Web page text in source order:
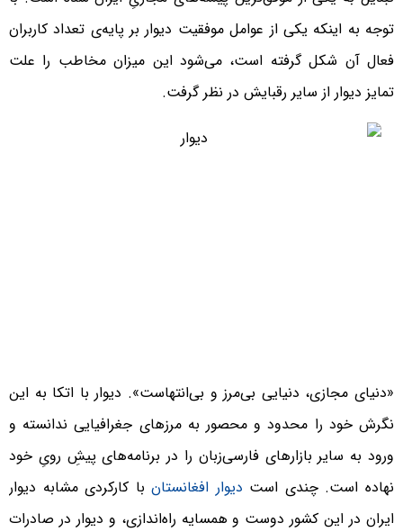
توجه به اینکه یکی از عوامل موفقیت دیوار بر پایه‌ی تعداد کاربران
فعال آن شکل گرفته است، می‌شود این میزان مخاطب را علت
تمایز دیوار از سایر رقبایش در نظر گرفت.
«دنیای مجازی، دنیایی بی‌مرز و بی‌انتهاست». دیوار با اتکا به این
نگرش خود را محدود و محصور به مرزهای جغرافیایی ندانسته و
ورود به سایر بازارهای فارسی‌زبان را در برنامه‌های پیشِ رویِ خود
نهاده است. چندی است دیوار افغانستانبا کارکردی مشابه دیوار
ایران در این کشور دوست و همسایه راه‌اندازی، و دیوار در صادرات